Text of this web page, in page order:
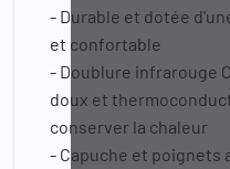
- Durable et dotée
et confortable
- Doublure infrarouge
doux et
conserver la chaleur
- Capuche et poignets